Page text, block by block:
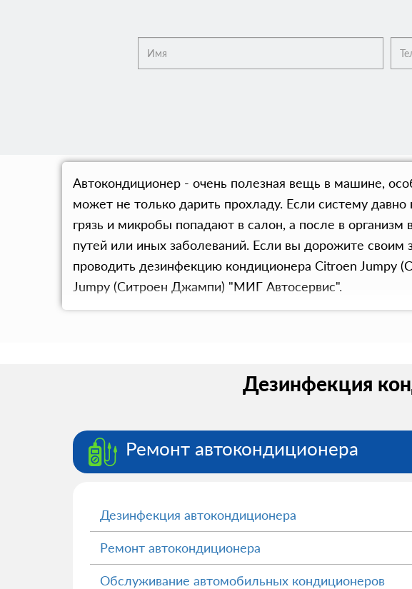
Автокондиционер - очень полезная вещь в машине,
может не только дарить прохладу. Если систему
грязь и микробы попадают в салон, а после в
путей или иных заболеваний. Если вы дорожите своим
проводить дезинфекцию кондиционера Citroen Jumpy
Jumpy (Ситроен Джампи) "МИГ Автосервис".
Дезинфекция
Ремонт автокондиционера
Дезинфекция автокондиционера
Ремонт автокондиционера
Обслуживание автомобильных кондиционеров